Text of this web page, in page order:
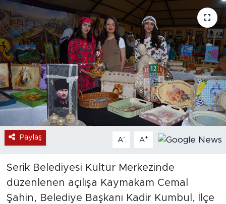
Paylaş A- A+
Serik Belediyesi Kültür Merkezinde
düzenlenen açılışa Kaymakam Cemal
Şahin, Belediye Başkanı Kadir Kumbul, İlçe